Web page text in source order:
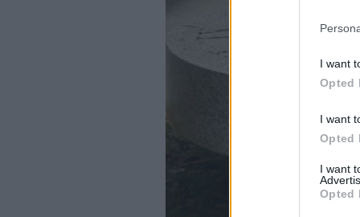
I want
Opted
I want
Opted
I want
Opted